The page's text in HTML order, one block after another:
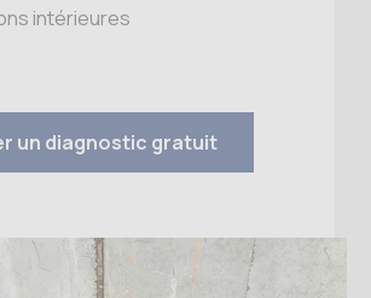
intérieures
un diagnostic gratuit